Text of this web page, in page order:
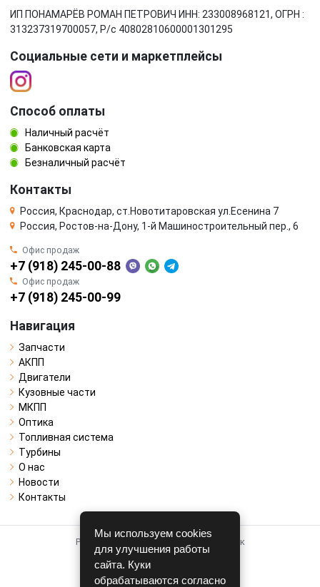
ИП ПОНАМАРЁВ РОМАН ПЕТРОВИЧ ИНН: 233008968121, ОГРН :
313237319700057, Р/c 40802810600001301295
Социальные сети и маркетплейсы
Способ оплаты
Наличный расчёт
Банковская карта
Безналичный расчёт
Контакты
Россия, Краснодар, ст.Новотитаровская ул.Есенина 7
Россия, Ростов-на-Дону, 1-й Машиностроительный пер., 6
Офис продаж
+7 (918) 245-00-88
Офис продаж
+7 (918) 245-00-99
Навигация
Запчасти
АКПП
Двигатели
Кузовные части
МКПП
Оптика
Топливная система
Турбины
О нас
Новости
Контакты
Работает на системе для авторазборок
CARRO.БИЗНЕС
Полная версия
Мы используем cookies
для улучшения работы
сайта. Куки
обрабатываются согласно